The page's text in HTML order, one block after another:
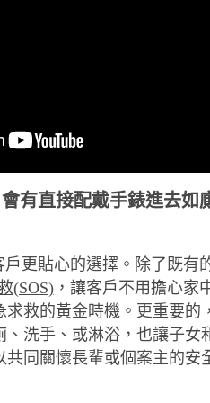
有直接配戴手錶進去如
更貼心的選擇。除了既有
(SOS)，讓客戶不用擔心家
救的黃金時機。更重要的，
洗手、或淋浴，也讓子女
同關懷長輩或個案主的安